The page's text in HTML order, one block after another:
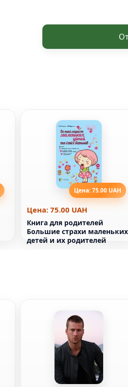
Цена: 75.00 UAH
Цена: 75.00 UAH
Книга для родителей
Большие страхи маленьких
детей и их родителей